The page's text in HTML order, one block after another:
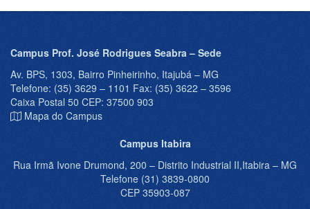
Campus Prof. José Rodrigues Seabra – Sede
Av. BPS, 1303, Bairro Pinheirinho, Itajubá – MG
Telefone: (35) 3629 – 1101 Fax: (35) 3622 – 3596
Caixa Postal 50 CEP: 37500 903
Mapa do Campus
Campus Itabira
Rua Irmã Ivone Drumond, 200 – Distrito Industrial II,Itabira – MG
Telefone (31) 3839-0800
CEP 35903-087